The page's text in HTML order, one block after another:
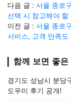
다음 글 : 서울 종로
선택 시 참고해야 할
이전 글 : 서울 종로
서비스, 고객 만족도
함께 보면 좋은
경기도 성남시 분당
도우미 후기 공개!